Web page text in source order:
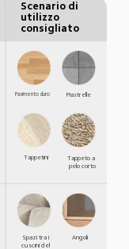
Scenario di
utilizzo
consigliato
Pavimento duro Piastrelle
Tappetini
Tappeto a
pelo corto
Spazi tra i
cuscini del
Angoli